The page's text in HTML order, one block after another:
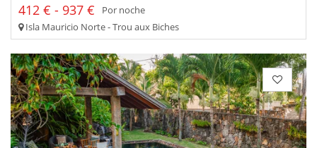
412 € - 937 €
Por noche
Isla Mauricio Norte - Trou aux Biches